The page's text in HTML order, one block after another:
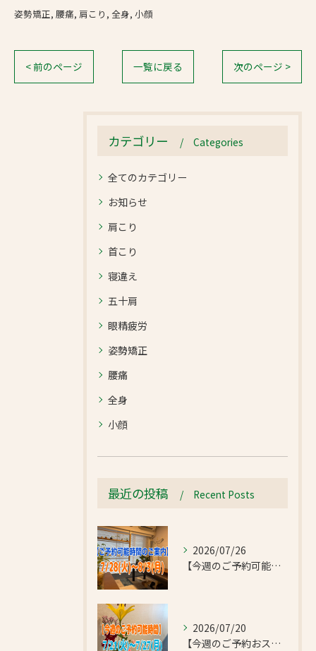
姿勢矯正 腰痛 肩こり 全身 小顔
< 前のページ 一覧に戻る 次のページ >
カテゴリー Categories
全てのカテゴリー
お知らせ
肩こり
首こり
寝違え
五十肩
眼精疲労
姿勢矯正
腰痛
全身
小顔
最近の投稿 Recent Posts
2026/07/26
【今週のご予約可能時間のご案内】2026/7/28(火)~8/3(月)
2026/07/20
【今週のご予約おススメ時間のご案内】2026/7/21(火)~7/27(月)